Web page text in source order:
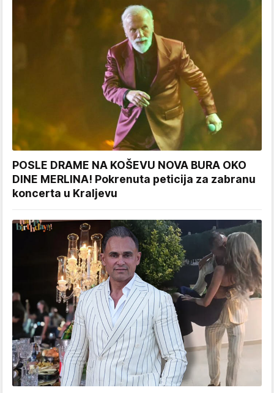
POSLE DRAME NA KOŠEVU NOVA BURA OKO
DINE MERLINA! Pokrenuta peticija za zabranu
koncerta u Kraljevu